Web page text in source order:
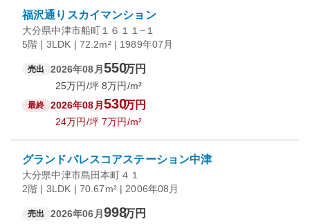
福沢通りスカイマンション
大分県中津市船町１６１１−１
5階 | 3LDK | 72.2m² | 1989年07月
売出 2026年08月 550万円
25万円/坪 8万円/m²
最終 2026年08月 530万円
24万円/坪 7万円/m²
グランドパレスコアステーション中津
大分県中津市島田本町４１
2階 | 3LDK | 70.67m² | 2006年08月
売出 2026年06月 998万円